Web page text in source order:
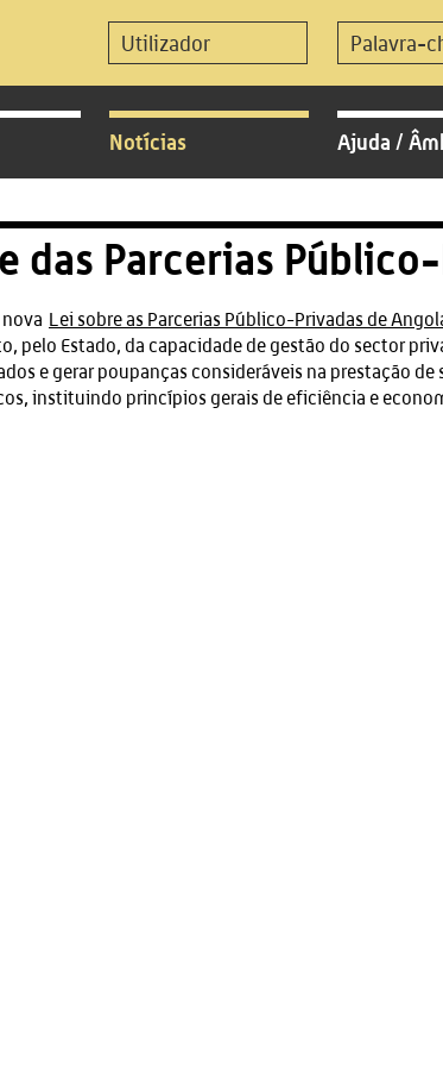
Notícias Ajuda /
das Parcerias
Lei sobre as Parcerias Público-Privadas de
pelo Estado, da capacidade de gestão do sector
e gerar poupanças consideráveis na prestação
instituindo princípios gerais de eficiência e